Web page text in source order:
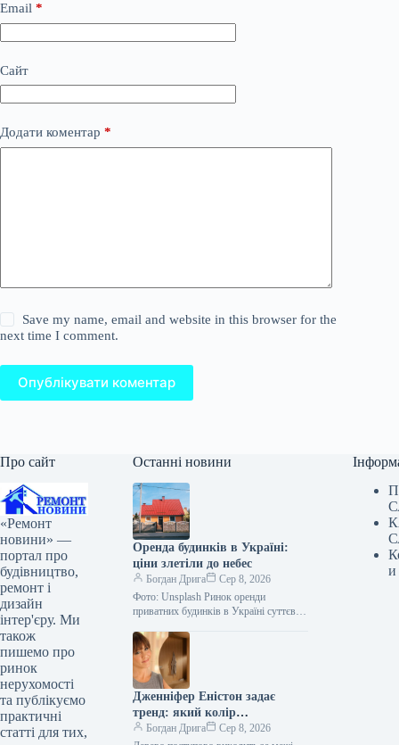
Email *
Сайт
Додати коментар *
Save my name, email and website in this browser for the
next time I comment.
Опублікувати коментар
Про сайт
«Ремонт
новини» —
портал про
будівництво,
ремонт і
дизайн
інтер'єру. Ми
також
пишемо про
ринок
нерухомості
та публікуємо
практичні
статті для тих,
Останні новини
Оренда будинків в Україні:
ціни злетіли до небес
Богдан Дрига
Сер 8, 2026
Фото: Unsplash Ринок оренди
приватних будинків в Україні суттєво
повномасштабної війни. У деяких
областях медіанні ціни зросли…
Дженніфер Еністон задає
тренд: який колір
домінуватиме у ванних
Богдан Дрига
Сер 8, 2026
и